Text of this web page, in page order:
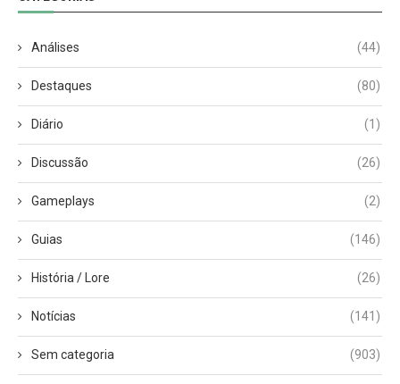
Análises (44)
Destaques (80)
Diário (1)
Discussão (26)
Gameplays (2)
Guias (146)
História / Lore (26)
Notícias (141)
Sem categoria (903)